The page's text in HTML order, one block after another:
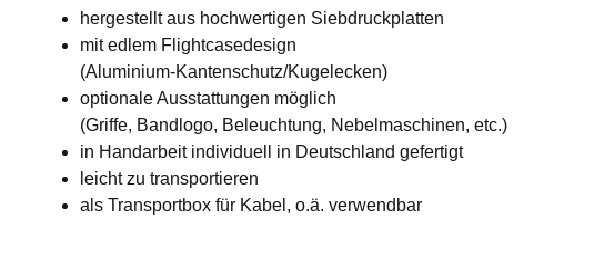
hergestellt aus hochwertigen Siebdruckplatten
mit edlem Flightcasedesign
(Aluminium-Kantenschutz/Kugelecken)
optionale Ausstattungen möglich
(Griffe, Bandlogo, Beleuchtung, Nebelmaschinen, etc.)
in Handarbeit individuell in Deutschland gefertigt
leicht zu transportieren
als Transportbox für Kabel, o.ä. verwendbar